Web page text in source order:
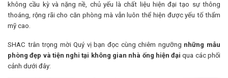
không cầu kỳ và nặng nề, chủ yếu là chất liệu hiện đại tạo sự thông
thoáng, rộng rãi cho căn phòng mà vẫn luôn thể hiện được yếu tố thẩm
mỹ cao.
SHAC trân trọng mời Quý vị bạn đọc cùng chiêm ngưỡng những mẫu
phòng đẹp và tiện nghi tại không gian nhà ống hiện đại qua các phối
cảnh dưới đây: